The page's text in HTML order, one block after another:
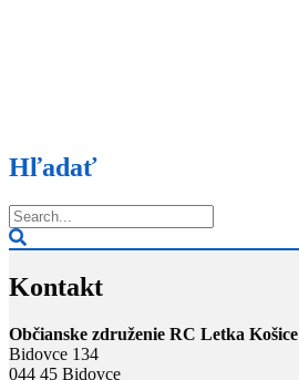
Hľadať
Kontakt
Občianske združenie RC Letka Košice
Bidovce 134
044 45 Bidovce